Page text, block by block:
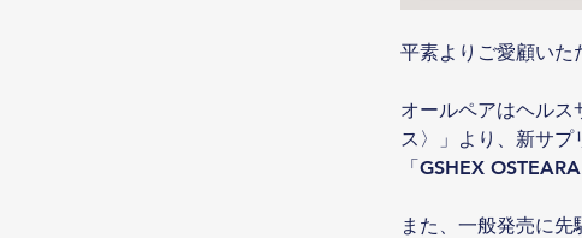
平素よりご愛顧いた
オールペアはヘルス
ス〉」より、新サプ
「GSHEX
また、一般発売に